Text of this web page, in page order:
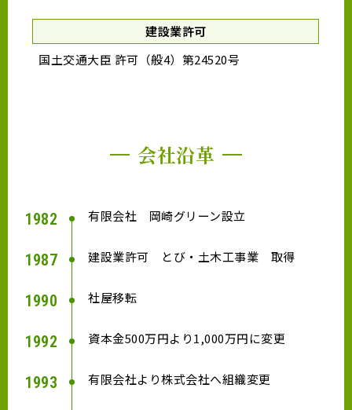
建設業許可
国土交通大臣 許可（般4）第24520号
会社沿革
1982 有限会社 岡崎グリーン設立
1987 建設業許可 とび・土木工事業 取得
1990 社屋移転
1992 資本金500万円より1,000万円に変更
1993 有限会社より株式会社へ組織変更